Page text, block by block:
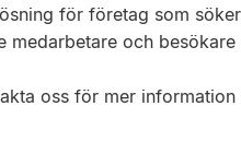
för företag som
medarbetare och
oss för mer information